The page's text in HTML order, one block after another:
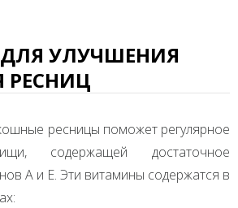
УЛУЧШЕНИЯ
РЕСНИЦ
ресницы поможет регулярное
содержащей достаточное
А и Е. Эти витамины содержатся в